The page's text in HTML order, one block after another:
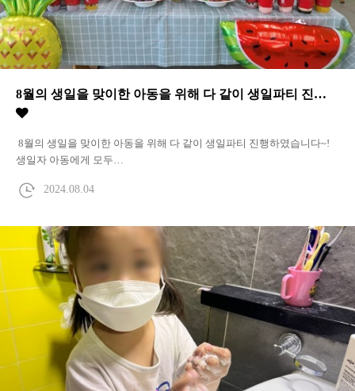
8월의 생일을 맞이한 아동을 위해 다 같이 생일파티 진…
8월의 생일을 맞이한 아동을 위해 다 같이 생일파티 진행하였습니다~!
생일자 아동에게 모두…
2024.08.04